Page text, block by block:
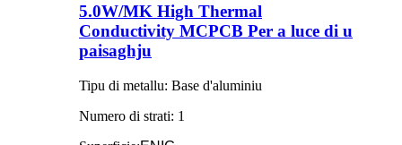
5.0W/MK High Thermal
Conductivity MCPCB Per a luce di u
paisaghju
Tipu di metallu: Base d'aluminiu
Numero di strati: 1